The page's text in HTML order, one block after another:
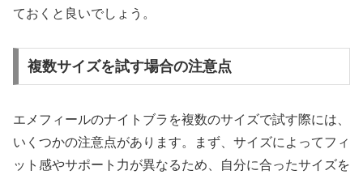
ておくと良いでしょう。
複数サイズを試す場合の注意点
エメフィールのナイトブラを複数のサイズで試す際には、
いくつかの注意点があります。まず、サイズによってフィ
ット感やサポート力が異なるため、自分に合ったサイズを